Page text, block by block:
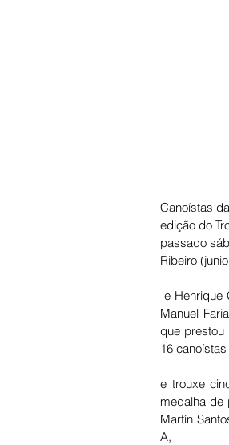
Canoístas
edição do
passado
Ribeiro
e Henrique Cerqueira (seniores)em K1 e pelas duplas compostas por João Bértolo e Maria Belchior e
Manuel
que prestou
16 canoístas
e trouxe
medalha de
Martín
A,